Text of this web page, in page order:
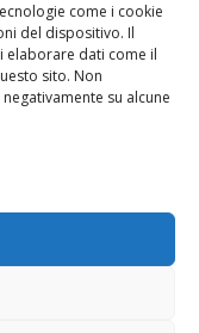
come i cookie
del dispositivo. Il
elaborare dati come il
sito. Non
su alcune